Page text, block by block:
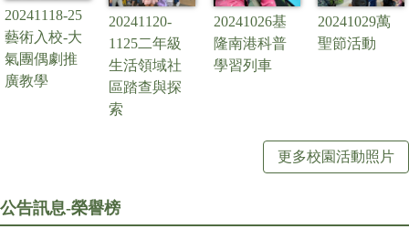
20241118-25
藝術入校-大
氣團偶劇推
廣教學
20241120-
1125二年級
生活領域社
區踏查與探
索
20241026基
隆南港科普
學習列車
20241029萬
聖節活動
更多校園活動照片
公告訊息-榮譽榜